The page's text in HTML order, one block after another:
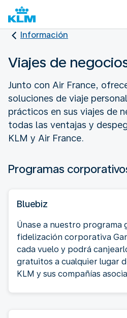
Información
Viajes de
Junto con Air France,
soluciones de viaje
prácticos en sus viajes de
todas las ventajas y
KLM y Air France.
Programas
Bluebiz
Únase a nuestro programa
fidelización corporativa
cada vuelo y podrá
gratuitos a cualquier lugar
KLM y sus compañías